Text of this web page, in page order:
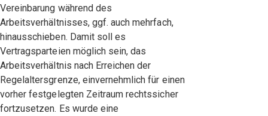
Vereinbarung während des
Arbeitsverhältnisses, ggf. auch mehrfach,
hinausschieben. Damit soll es
Vertragsparteien möglich sein, das
Arbeitsverhältnis nach Erreichen der
Regelaltersgrenze, einvernehmlich für einen
vorher festgelegten Zeitraum rechtssicher
fortzusetzen. Es wurde eine